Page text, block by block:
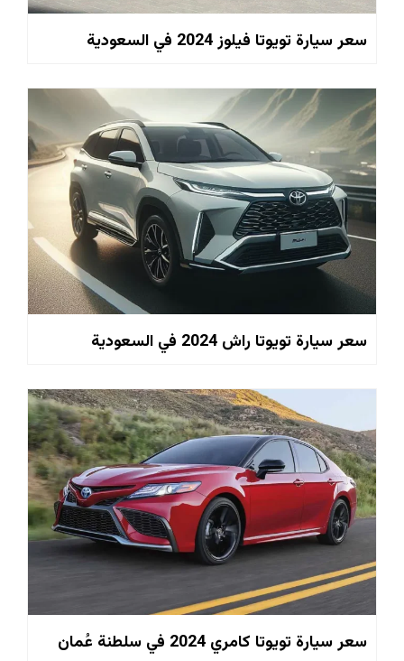
سعر سيارة تويوتا فيلوز 2024 في السعودية
سعر سيارة تويوتا راش 2024 في السعودية
سعر سيارة تويوتا كامري 2024 في سلطنة عُمان